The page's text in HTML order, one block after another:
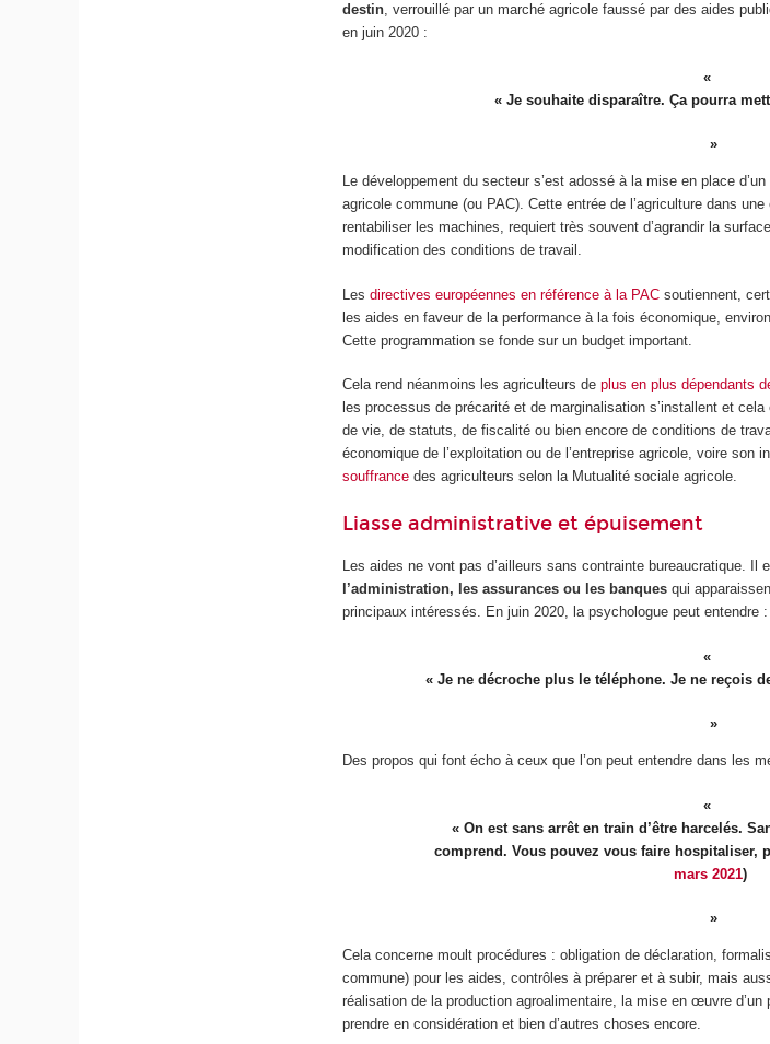
destin, verrouillé par un marché agricole faussé par des aides
en juin 2020 :
« Je souhaite disparaître. Ça pourra
Le développement du secteur s’est adossé à la mise en place
agricole commune (ou PAC). Cette entrée de l’agriculture dans
rentabiliser les machines, requiert très souvent d’agrandir la
modification des conditions de travail.
Lesdirectives européennes en référence à la PAC soutiennent,
les aides en faveur de la performance à la fois économique,
Cette programmation se fonde sur un budget important.
Cela rend néanmoins les agriculteurs deplus en plus dépendants
les processus de précarité et de marginalisation s’installent et
de vie, de statuts, de fiscalité ou bien encore de conditions de
économique de l’exploitation ou de l’entreprise agricole, voire son
souffrance des agriculteurs selon la Mutualité sociale agricole.
Liasse administrative et épuisement
Les aides ne vont pas d’ailleurs sans contrainte bureaucratique. Il
l’administration, les assurances ou les banques qui
principaux intéressés. En juin 2020, la psychologue peut entendre :
« Je ne décroche plus le téléphone. Je ne reçois
Des propos qui font écho à ceux que l’on peut entendre dans les
« On est sans arrêt en train d’être harcelés.
comprend. Vous pouvez vous faire hospitaliser,
mars 2021)
Cela concerne moult procédures : obligation de déclaration,
commune) pour les aides, contrôles à préparer et à subir, mais
réalisation de la production agroalimentaire, la mise en œuvre
prendre en considération et bien d’autres choses encore.